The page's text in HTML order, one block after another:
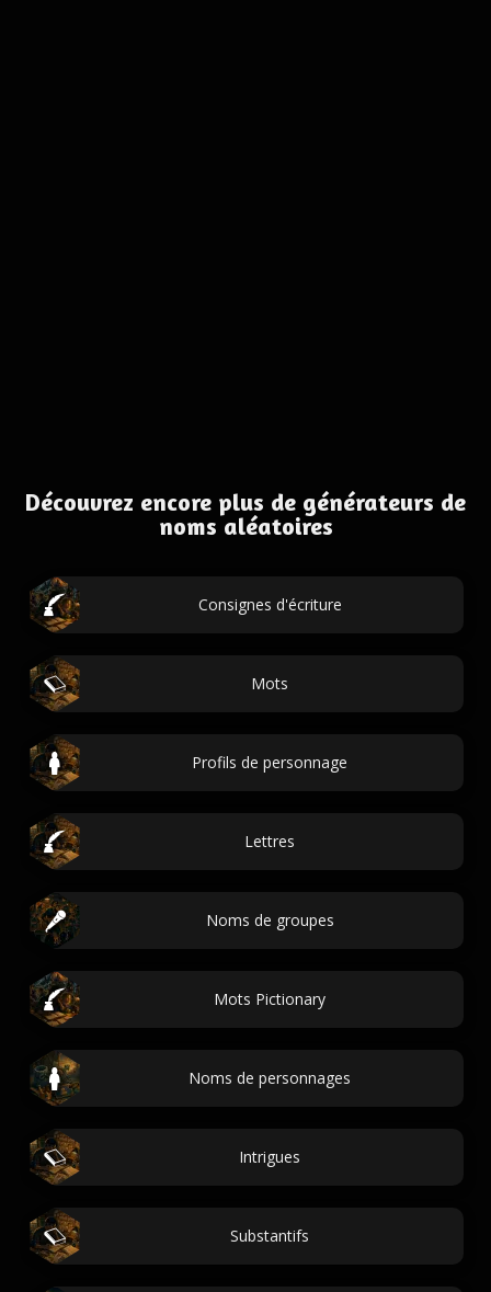
Découvrez encore plus de générateurs de
noms aléatoires
Consignes d'écriture
Mots
Profils de personnage
Lettres
Noms de groupes
Mots Pictionary
Noms de personnages
Intrigues
Substantifs